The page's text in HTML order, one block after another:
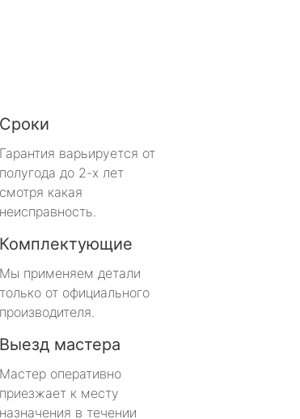
Сроки
Гарантия варьируется от
полугода до 2-х лет
смотря какая
неисправность.
Комплектующие
Мы применяем детали
только от официального
производителя.
Выезд мастера
Мастер оперативно
приезжает к месту
назначения в течении